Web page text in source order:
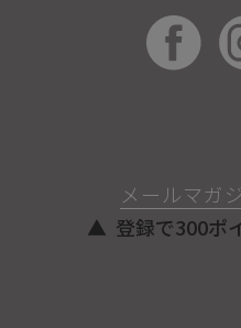
メールマガ
登録で300ポ